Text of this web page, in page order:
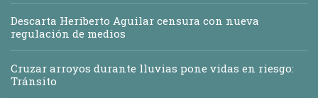
Descarta Heriberto Aguilar censura con nueva
regulación de medios
Cruzar arroyos durante lluvias pone vidas en riesgo:
Tránsito